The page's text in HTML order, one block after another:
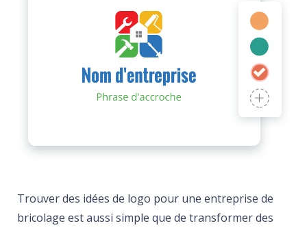
Trouver des idées de logo pour une entreprise de
bricolage est aussi simple que de transformer des